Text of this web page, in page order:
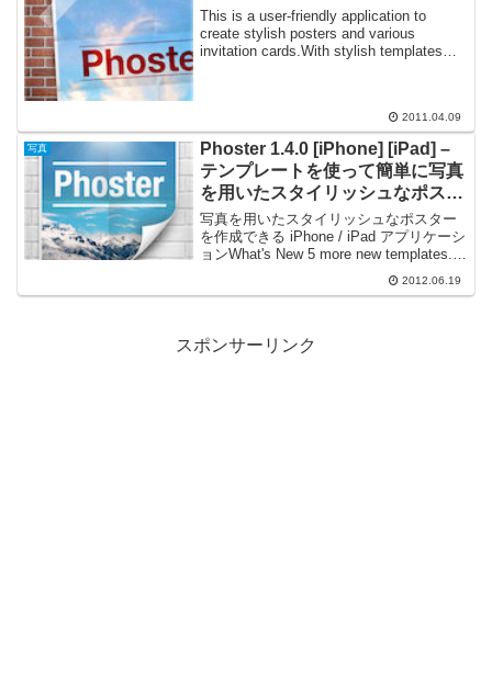
This is a user-friendly application to
create stylish posters and various
invitation cards.With stylish templates
2011.04.09
写真
Phoster 1.4.0 [iPhone] [iPad] –
テンプレートを使って簡単に写真
を用いたスタイリッシュなポスタ
ーを作成できる
写真を用いたスタイリッシュなポスター
を作成できる iPhone / iPad アプリケーシ
ョンWhat's New 5 more new templates.
Support for the iPad (3rd Gen) Retina Di...
2012.06.19
スポンサーリンク